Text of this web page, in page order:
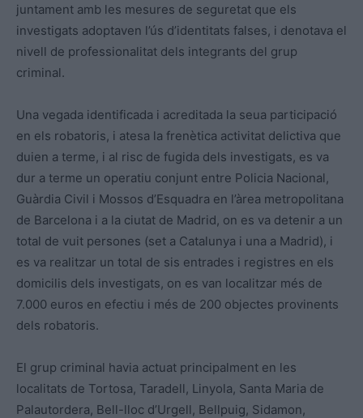
juntament amb les mesures de seguretat que els
investigats adoptaven l’ús d’identitats falses, i denotava el
nivell de professionalitat dels integrants del grup
criminal.
Una vegada identificada i acreditada la seua participació
en els robatoris, i atesa la frenètica activitat delictiva que
duien a terme, i al risc de fugida dels investigats, es va
dur a terme un operatiu conjunt entre Policia Nacional,
Guàrdia Civil i Mossos d’Esquadra en l’àrea metropolitana
de Barcelona i a la ciutat de Madrid, on es va detenir a un
total de vuit persones (set a Catalunya i una a Madrid), i
es va realitzar un total de sis entrades i registres en els
domicilis dels investigats, on es van localitzar més de
7.000 euros en efectiu i més de 200 objectes provinents
dels robatoris.
El grup criminal havia actuat principalment en les
localitats de Tortosa, Taradell, Linyola, Santa Maria de
Palautordera, Bell-lloc d’Urgell, Bellpuig, Sidamon,